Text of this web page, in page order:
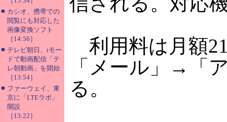
■ カシオ、携帯での
閲覧にも対応した
画像変換ソフト
［14:56］
■ テレビ朝日、iモー
ドで動画配信「テ
レ朝動画」を開始
［13:54］
■ ファーウェイ、東
京に「LTEラボ」
開設
［13:22］
利用料は月額
「メール」→「
る。